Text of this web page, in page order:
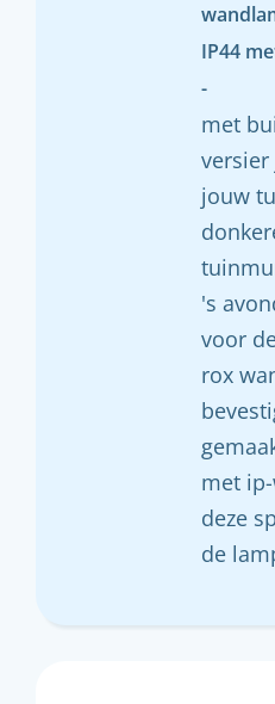
IP44
-
met
versier
jouw
's
voor
rox
met
deze
de